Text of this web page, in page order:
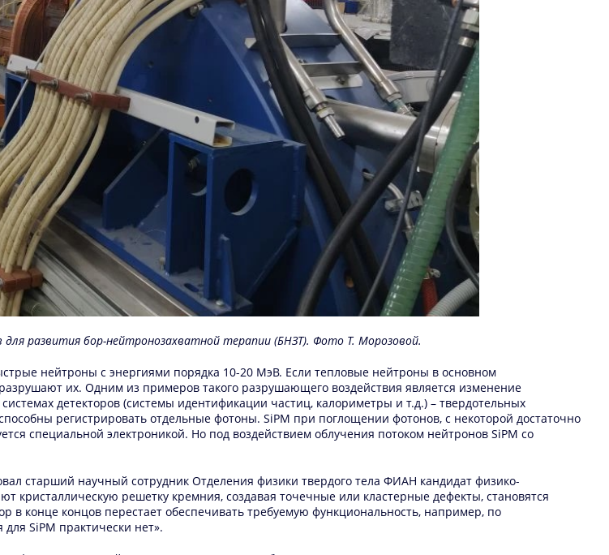
для развития бор-нейтронозахватной терапии (БНЗТ). Фото Т. Морозовой.
нейтроны с энергиями порядка 10-20 МэВ. Если тепловые нейтроны в основном
их. Одним из примеров такого разрушающего воздействия является изменение
детекторов (системы идентификации частиц, калориметры и т.д.) – твердотельных
регистрировать отдельные фотоны. SiPM при поглощении фотонов, с некоторой достаточно
специальной электроникой. Но под воздействием облучения потоком нейтронов SiPM со
старший научный сотрудник Отделения физики твердого тела ФИАН кандидат физико-
кристаллическую решетку кремния, создавая точечные или кластерные дефекты, становятся
конце концов перестает обеспечивать требуемую функциональность, например, по
SiPM практически нет».